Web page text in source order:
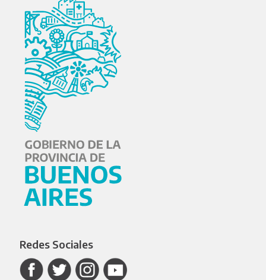
Redes Sociales